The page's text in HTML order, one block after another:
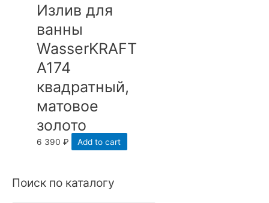
Поиск по каталогу
Излив для
ванны
WasserKRAFT
A174
квадратный,
матовое
золото
6 390₽ Add to cart